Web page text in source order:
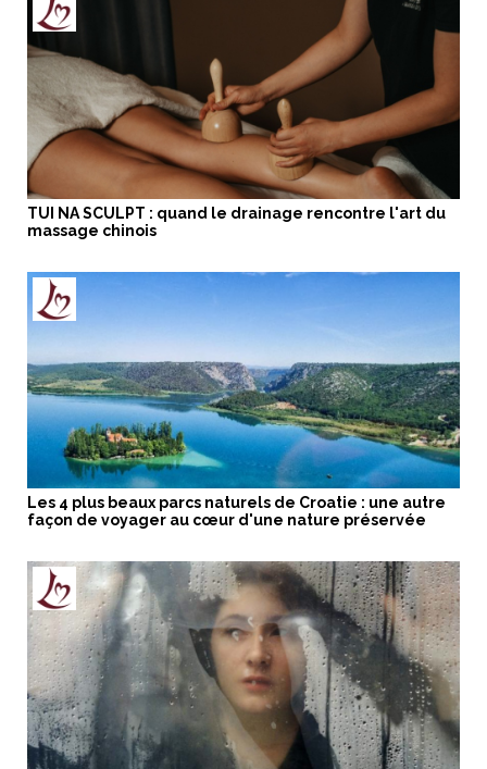
TUI NA SCULPT : quand le drainage rencontre l'art du
massage chinois
Les 4 plus beaux parcs naturels de Croatie : une autre
façon de voyager au cœur d'une nature préservée